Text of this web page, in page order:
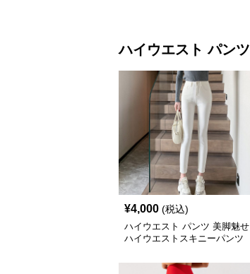
ハイウエスト パンツ
¥4,000 (税込)
ハイウエスト パンツ 美脚魅せ
ハイウエストスキニーパンツ